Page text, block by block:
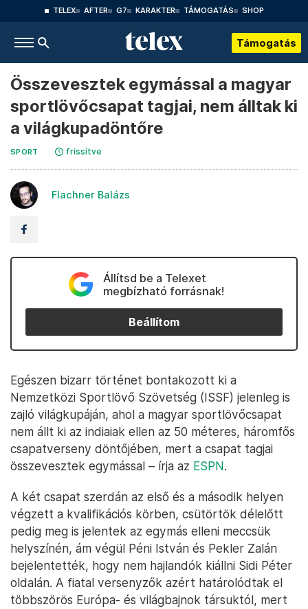
TELEX AFTER G7 KARAKTER TÁMOGATÁS SHOP
Támogatás
Összevesztek egymással a magyar
sportlövőcsapat tagjai, nem álltak ki
a világkupadöntőre
SPORT frissítve
Flachner Balázs
Állítsd be a Telexet
megbízható forrásnak!
Beállítom
Egészen bizarr történet bontakozott ki a
Nemzetközi Sportlövő Szövetség (ISSF) jelenleg is
zajló világkupáján, ahol a magyar sportlövőcsapat
nem állt ki az indiaiak ellen az 50 méteres, háromfős
csapatverseny döntőjében, mert a csapat tagjai
összevesztek egymással – írja az ESPN.
A két csapat szerdán az első és a második helyen
végzett a kvalifikációs körben, csütörtök délelőtt
pedig meg is jelentek az egymás elleni meccsük
helyszínén, ám végül Péni István és Pekler Zalán
bejelentették, hogy nem hajlandók kiállni Sidi Péter
oldalán. A fiatal versenyzők azért határolódtak el
többszörös Európa- és világbajnok társuktól, mert